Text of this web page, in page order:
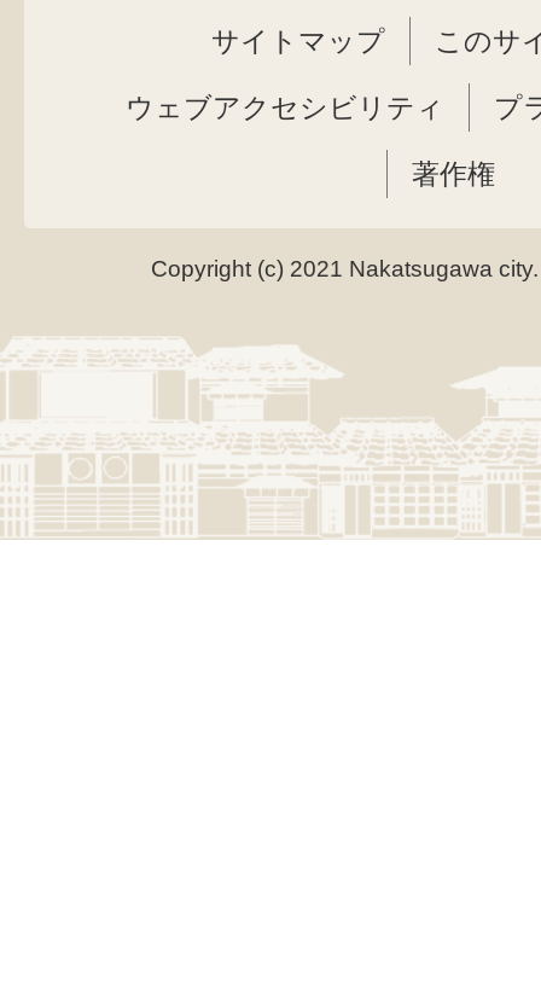
サイトマップ このサ
ウェブアクセシビリティ プ
著作権
Copyright (c) 2021 Nakatsugawa